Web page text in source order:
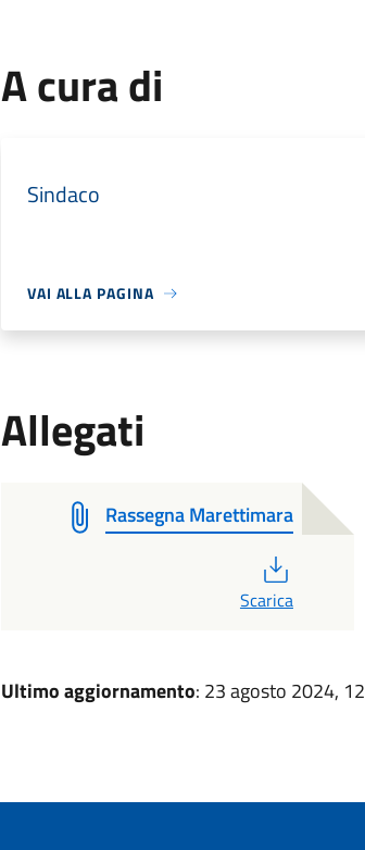
A cura di
Sindaco
VAI ALLA PAGINA
Allegati
Rassegna Marettimara
Scarica
Ultimo aggiornamento: 23 agosto 2024,